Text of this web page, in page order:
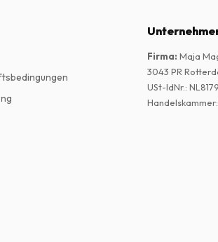
Firma: Maja
3043 PR
USt-IdNr.:
Handelskammer: